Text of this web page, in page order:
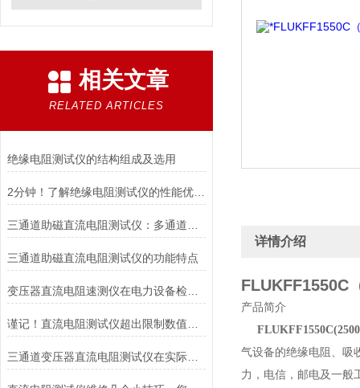
相关文章
RELATED ARTICLES
绝缘电阻测试仪的结构组成及选用
2分钟！了解绝缘电阻测试仪的性能优势！
三通道助磁直流电阻测试仪的功能特点
三通道变压器直流电阻测试仪在实际工程中的应用有哪些？
详情介绍
FLUKFF1550C
产品简介
气设备的绝缘电阻、吸
力，电信，邮电及一般